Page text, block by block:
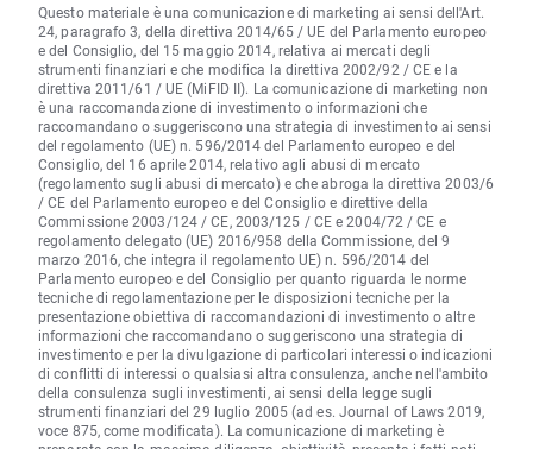
Questo materiale è una comunicazione di marketing ai sensi dell'Art.
24, paragrafo 3, della direttiva 2014/65 / UE del Parlamento europeo
e del Consiglio, del 15 maggio 2014, relativa ai mercati degli
strumenti finanziari e che modifica la direttiva 2002/92 / CE e la
direttiva 2011/61 / UE (MiFID II). La comunicazione di marketing non
è una raccomandazione di investimento o informazioni che
raccomandano o suggeriscono una strategia di investimento ai sensi
del regolamento (UE) n. 596/2014 del Parlamento europeo e del
Consiglio, del 16 aprile 2014, relativo agli abusi di mercato
(regolamento sugli abusi di mercato) e che abroga la direttiva 2003/6
/ CE del Parlamento europeo e del Consiglio e direttive della
Commissione 2003/124 / CE, 2003/125 / CE e 2004/72 / CE e
regolamento delegato (UE) 2016/958 della Commissione, del 9
marzo 2016, che integra il regolamento UE) n. 596/2014 del
Parlamento europeo e del Consiglio per quanto riguarda le norme
tecniche di regolamentazione per le disposizioni tecniche per la
presentazione obiettiva di raccomandazioni di investimento o altre
informazioni che raccomandano o suggeriscono una strategia di
investimento e per la divulgazione di particolari interessi o indicazioni
di conflitti di interessi o qualsiasi altra consulenza, anche nell'ambito
della consulenza sugli investimenti, ai sensi della legge sugli
strumenti finanziari del 29 luglio 2005 (ad es. Journal of Laws 2019,
voce 875, come modificata). La comunicazione di marketing è